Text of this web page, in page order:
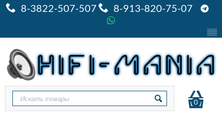
8-3822-507-507 8-913-820-75-07
0